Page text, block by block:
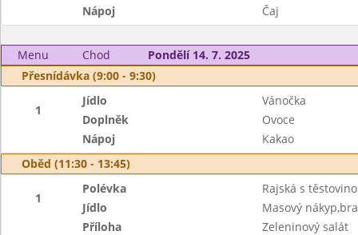
Nápoj
Čaj
Menu Chod
Pondělí 14. 7. 2025
Přesnídávka (9:00 - 9:30)
1
Jídlo
Vánočka
Doplněk
Ovoce
Nápoj
Kakao
Oběd (11:30 - 13:45)
1
Polévka
Rajská s
Jídlo
Masový
Příloha
Zeleninový salát